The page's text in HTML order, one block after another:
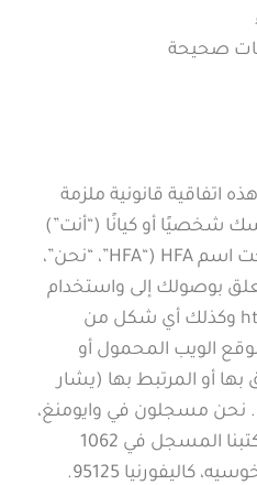
صحيحة
اتفاقية قانونية ملزمة
شخصيًا أو كيانًا (“أنت”)
وشركة HFA LLC، تعمل تحت اسم HFA (“HFA”، “نحن”،
بوصولك إلى واستخدام
موقع https://hfafirm.com وكذلك أي شكل من
الويب المحمول أو
أو المرتبط بها (يشار
نحن مسجلون في وايومنغ،
الولايات المتحدة، ولدينا مكتبنا المسجل في 1062
Lincoln Ave #1070، سان خوسيه، كاليفورنيا 95125.